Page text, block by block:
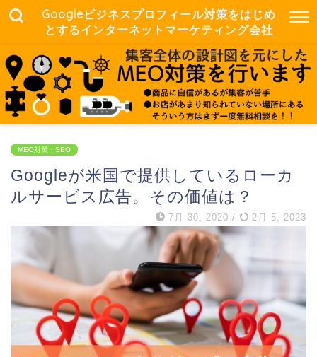
Googleビジネスプロフィール対策をはじめ
とするインターネットマーケティング会社
MEO対策・SEO
Googleが米国で提供しているローカ
ルサービス広告。その価値は？
7月 30, 2020 / 2月 5, 2023